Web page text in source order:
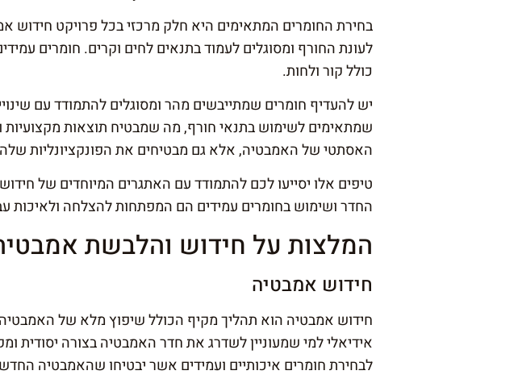
בחירת החומרים המתאימים היא חלק מרכזי בכל פרויקט חידוש
לעונת החורף ומסוגלים לעמוד בתנאים לחים וקרים. חומרים
כולל קור ולחות.
יש להעדיף חומרים שמתייבשים מהר ומסוגלים להתמודד עם
שמתאימים לשימוש בתנאי חורף, מה שמבטיח תוצאות מקצועיות
האסתטי של האמבטיה, אלא גם מבטיחים את הפונקציונליות
טיפים אלו יסייעו לכם להתמודד עם האתגרים המיוחדים של
החדר ושימוש בחומרים עמידים הם המפתחות להצלחה
המלצות על חידוש והלבשת
חידוש אמבטיה
חידוש אמבטיה הוא תהליך מקיף הכולל שיפוץ מלא של
אידיאלי למי שמעוניין לשדרג את חדר האמבטיה בצורה יסודית
לבחירת חומרים איכותיים ועמידים אשר יבטיחו שהאמבטיה